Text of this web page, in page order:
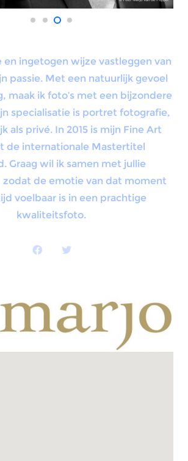
en ingetogen wijze vastleggen van
passie. Met een natuurlijk gevoel
maak ik foto’s met een bijzondere
specialisatie is portret fotografie,
als privé. In 2015 is mijn Fine Art
de internationale Mastertitel
Graag wil ik samen met jullie
de emotie van dat moment
voelbaar is in een prachtige
kwaliteitsfoto.